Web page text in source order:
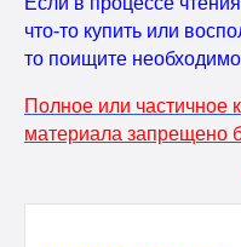
что-то купить или
то поищите
Полное или частичное
материала запрещено